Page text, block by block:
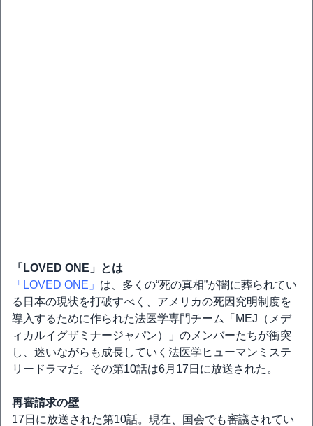
「LOVED ONE」とは
「LOVED ONE」 は、多くの“死の真相”が闇に葬られてい
る日本の現状を打破すべく、アメリカの死因究明制度を
導入するために作られた法医学専門チーム「MEJ（メデ
ィカルイグザミナージャパン）」のメンバーたちが衝突
し、迷いながらも成長していく法医学ヒューマンミステ
リードラマだ。その第10話は6月17日に放送された。
再審請求の壁
17日に放送された第10話。現在、国会でも審議されてい